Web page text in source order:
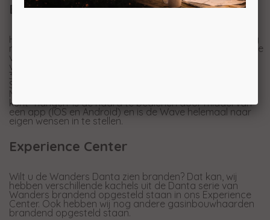
EcoWave
Het EcoWave systeem van Wanders zorgt voor een nog
natuurlijker vlambeeld. De brander kan variëren in hoogte
van het vuur. Zo brandt de haard bijvoorbeeld op 50%
van het vermogen maar doet dat door de ene keer op
30% te branden en de andere keer op 70% etc.
Standaard staat er één stand in de afstandsbediening.
Met de module waarmee u uw haard in uw WiFi netwerk
kunt "hangen' is de haard te bedienen door middel van
een app (IOS en Android) en is de Wave helemaal naar
eigen wensen in te stellen.
Experience Center
Wilt u de Wanders Danta zien branden? Dat kan, wij
hebben verschillende kachels uit de Danta serie van
Wanders brandend opgesteld staan in ons Experience
Center. Ook hebben wij nog andere gasinbouwhaarden
brandend opgesteld staan.